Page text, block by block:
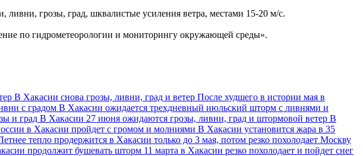
грозы, град, шквалистые усиления ветра, местами 15-20 м/с.
по гидрометеорологии и мониторингу окружающей среды».
В Хакасии снова грозы, ливни, град и ветер После худшего в истории мая в
с градом В Хакасии ожидается трехдневный июльский шторм с ливнями и
и град В Хакасии 27 июня ожидаются грозы, ливни, град и штормовой ветер В
в Хакасии пройдет с громом и молниями В Хакасии установится жара в 35
тепло продержится в Хакасии только до 3 мая, потом резко похолодает Москву
продолжит бушевать шторм 11 марта в Хакасии резко похолодает и пойдет снег